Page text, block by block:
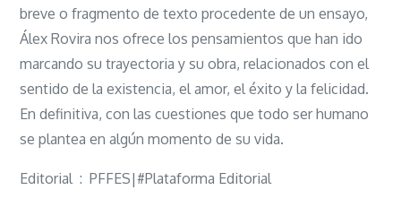
breve o fragmento de texto procedente de un ensayo,
Álex Rovira nos ofrece los pensamientos que han ido
marcando su trayectoria y su obra, relacionados con el
sentido de la existencia, el amor, el éxito y la felicidad.
En definitiva, con las cuestiones que todo ser humano
se plantea en algún momento de su vida.
Editorial ‏ : ‎ PFFES|#Plataforma Editorial